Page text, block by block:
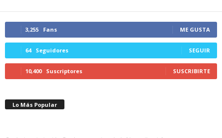
3,255 Fans ME GUSTA
64 Seguidores SEGUIR
10,400 Suscriptores SUSCRIBIRTE
Lo Más Popular